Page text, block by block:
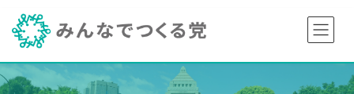
ツ
へ
シ
ョ